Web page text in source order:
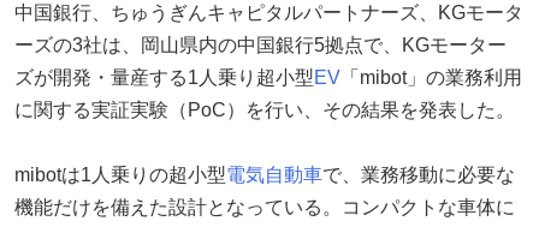
中国銀行、ちゅうぎんキャピタルパートナーズ、KGモータ
ーズの3社は、岡山県内の中国銀行5拠点で、KGモーター
ズが開発・量産する1人乗り超小型EV 「mibot」の業務利用
に関する実証実験（PoC）を行い、その結果を発表した。
mibotは1人乗りの超小型電気自動車で、業務移動に必要な
機能だけを備えた設計となっている。コンパクトな車体に